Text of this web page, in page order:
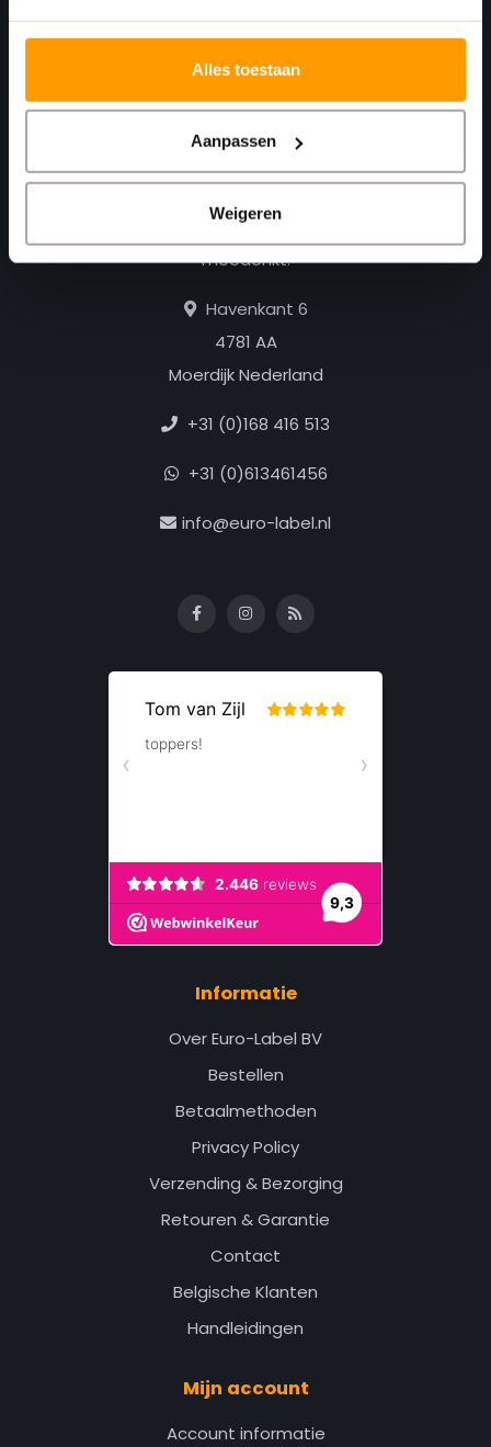
Alles toestaan
Aanpassen
Weigeren
Print. Plak. Klaar. Met een partner die met je
meedenkt.
Havenkant 6
4781 AA
Moerdijk Nederland
+31 (0)168 416 513
+31 (0)613461456
info@euro-label.nl
Informatie
Over Euro-Label BV
Bestellen
Betaalmethoden
Privacy Policy
Verzending & Bezorging
Retouren & Garantie
Contact
Belgische Klanten
Handleidingen
Mijn account
Account informatie